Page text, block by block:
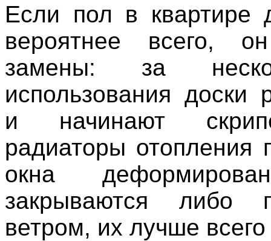
Если пол в квартире
вероятнее всего,
замены: за
использования доски
и начинают
радиаторы отопления
окна
закрываются либо
ветром, их лучше